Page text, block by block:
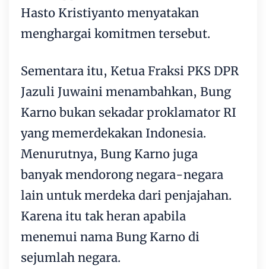
Hasto Kristiyanto menyatakan
menghargai komitmen tersebut.
Sementara itu, Ketua Fraksi PKS DPR
Jazuli Juwaini menambahkan, Bung
Karno bukan sekadar proklamator RI
yang memerdekakan Indonesia.
Menurutnya, Bung Karno juga
banyak mendorong negara-negara
lain untuk merdeka dari penjajahan.
Karena itu tak heran apabila
menemui nama Bung Karno di
sejumlah negara.